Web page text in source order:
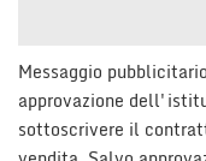
Messaggio
approvazione
sottoscrivere il